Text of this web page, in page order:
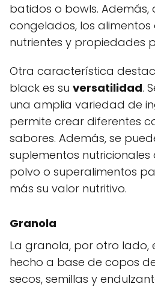
batidos o bowls. Además,
congelados, los alimentos
nutrientes y propiedades
Otra característica
black es su versatilidad.
una amplia variedad de
permite crear diferentes
sabores. Además, se
suplementos
polvo o superalimentos
más su valor nutritivo.
Granola
La granola, por otro lado,
hecho a base de copos
secos, semillas y